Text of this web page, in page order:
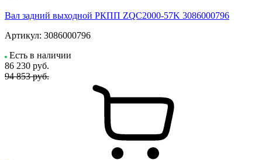
Вал задний выходной РКПП ZQC2000-57K 3086000796
Артикул: 3086000796
Есть в наличии
86 230 руб.
94 853 руб.